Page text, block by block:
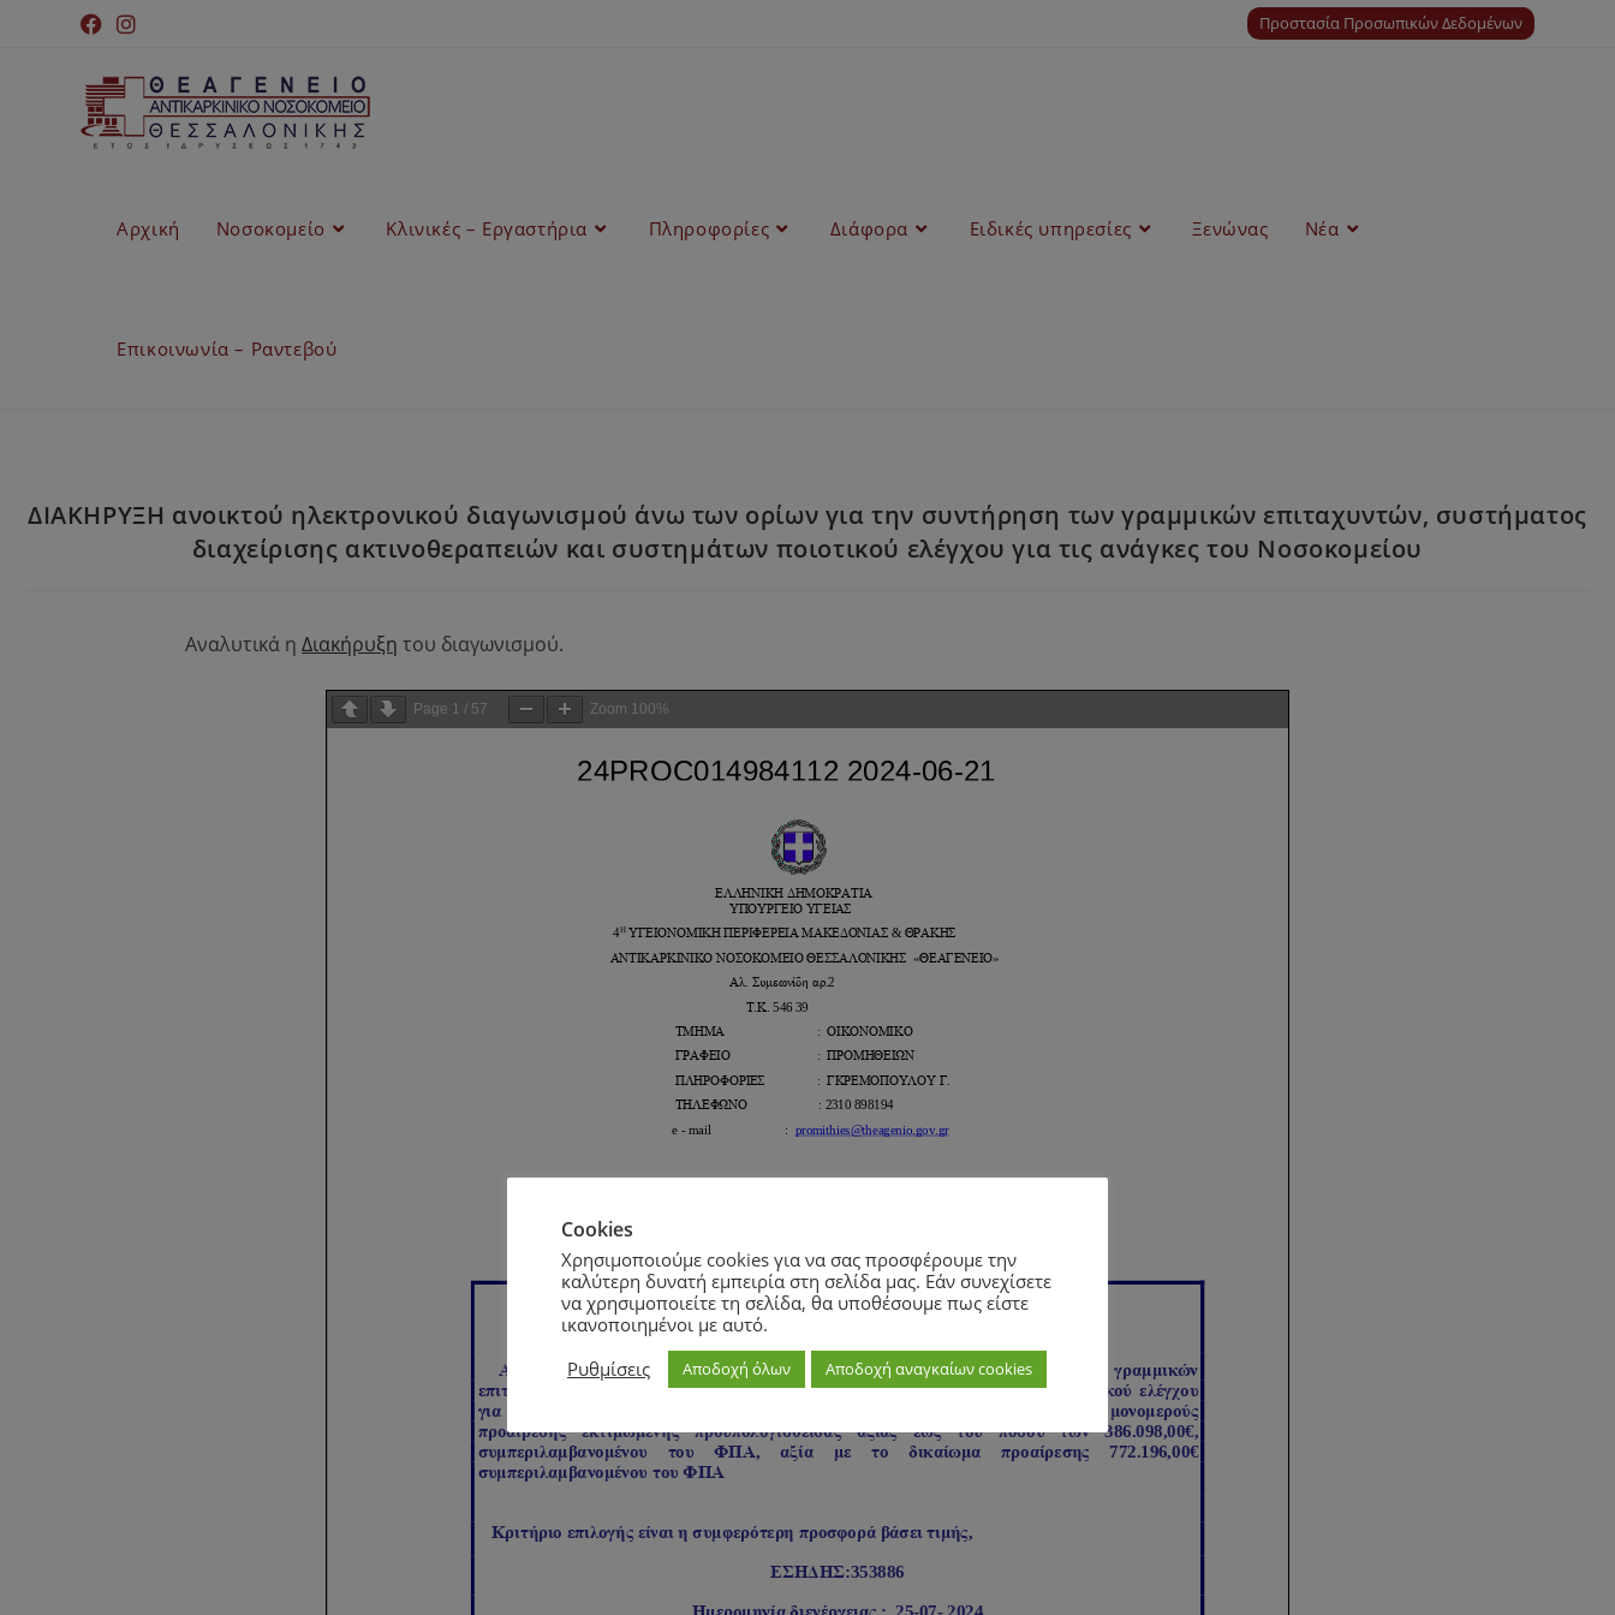
Προστασία Προσωπικών Δεδομένων
Αρχική Νοσοκομείο Κλινικές – Εργαστήρια Πληροφορίες Διάφορα Ειδικές υπηρεσίες Ξενώνας Νέα
Επικοινωνία – Ραντεβού
ΔΙΑΚΗΡΥΞΗ ανοικτού ηλεκτρονικού διαγωνισμού άνω των ορίων για την συντήρηση των γραµµικών επιταχυντών, συστήµατος
διαχείρισης ακτινοθεραπειών και συστηµάτων ποιοτικού ελέγχου για τις ανάγκες του Νοσοκοµείου
Αναλυτικά ηΔιακήρυξη του διαγωνισμού.
Page 1 / 57 Zoom 100%
Cookies
Χρησιμοποιούμε cookies για να σας προσφέρουμε την
καλύτερη δυνατή εμπειρία στη σελίδα μας. Εάν συνεχίσετε
να χρησιμοποιείτε τη σελίδα, θα υποθέσουμε πως είστε
ικανοποιημένοι με αυτό.
Ρυθμίσεις
Αποδοχή όλων Αποδοχή αναγκαίων cookies